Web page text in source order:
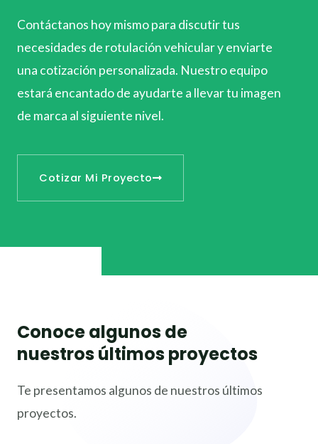
Contáctanos hoy mismo para discutir tus
necesidades de rotulación vehicular y enviarte
una cotización personalizada. Nuestro equipo
estará encantado de ayudarte a llevar tu imagen
de marca al siguiente nivel.
Cotizar Mi Proyecto
Conoce algunos de
nuestros últimos proyectos
Te presentamos algunos de nuestros últimos
proyectos.